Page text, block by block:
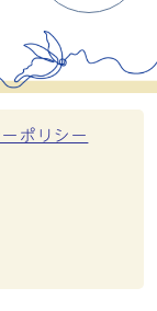
ポリシー